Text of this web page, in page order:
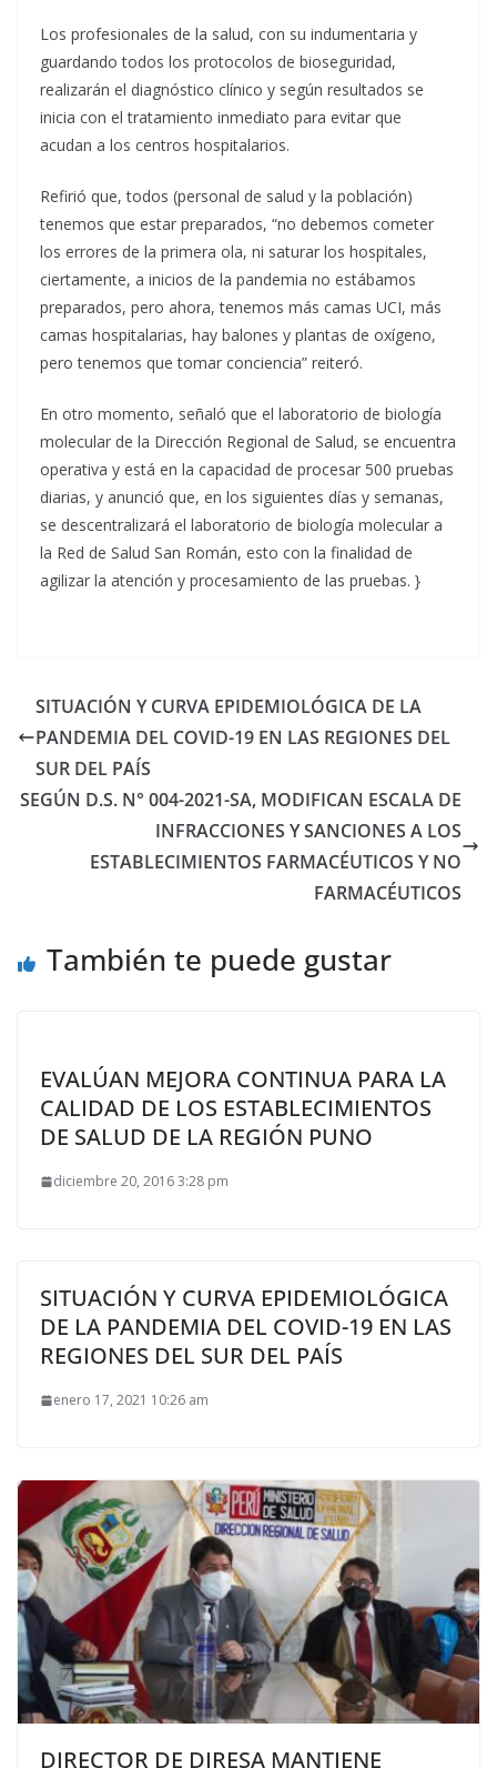
Los profesionales de la salud, con su indumentaria y
guardando todos los protocolos de bioseguridad,
realizarán el diagnóstico clínico y según resultados se
inicia con el tratamiento inmediato para evitar que
acudan a los centros hospitalarios.
Refirió que, todos (personal de salud y la población)
tenemos que estar preparados, “no debemos cometer
los errores de la primera ola, ni saturar los hospitales,
ciertamente, a inicios de la pandemia no estábamos
preparados, pero ahora, tenemos más camas UCI, más
camas hospitalarias, hay balones y plantas de oxígeno,
pero tenemos que tomar conciencia” reiteró.
En otro momento, señaló que el laboratorio de biología
molecular de la Dirección Regional de Salud, se encuentra
operativa y está en la capacidad de procesar 500 pruebas
diarias, y anunció que, en los siguientes días y semanas,
se descentralizará el laboratorio de biología molecular a
la Red de Salud San Román, esto con la finalidad de
agilizar la atención y procesamiento de las pruebas. }
SITUACIÓN Y CURVA EPIDEMIOLÓGICA DE LA
PANDEMIA DEL COVID-19 EN LAS REGIONES DEL
SUR DEL PAÍS
SEGÚN D.S. N° 004-2021-SA, MODIFICAN ESCALA DE
INFRACCIONES Y SANCIONES A LOS
ESTABLECIMIENTOS FARMACÉUTICOS Y NO
FARMACÉUTICOS
También te puede gustar
EVALÚAN MEJORA CONTINUA PARA LA
CALIDAD DE LOS ESTABLECIMIENTOS
DE SALUD DE LA REGIÓN PUNO
diciembre 20, 2016 3:28 pm
SITUACIÓN Y CURVA EPIDEMIOLÓGICA
DE LA PANDEMIA DEL COVID-19 EN LAS
REGIONES DEL SUR DEL PAÍS
enero 17, 2021 10:26 am
DIRECTOR DE DIRESA MANTIENE